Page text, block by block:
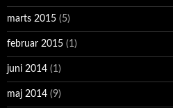
marts 2015 (5)
februar 2015 (1)
juni 2014 (1)
maj 2014 (9)